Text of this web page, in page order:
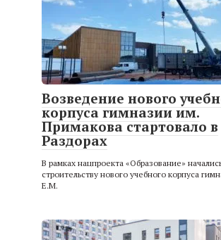
Возведение нового
корпуса гимназии им.
Примакова стартовало в
Раздорах
В рамках нацпроекта «Образование»
строительству нового учебного корпуса
Е.М.